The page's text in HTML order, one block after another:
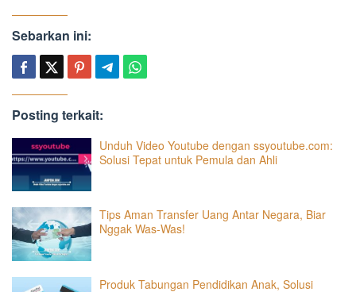
Sebarkan ini:
Posting terkait:
Unduh Video Youtube dengan ssyoutube.com:
Solusi Tepat untuk Pemula dan Ahli
Tips Aman Transfer Uang Antar Negara, Biar
Nggak Was-Was!
Produk Tabungan Pendidikan Anak, Solusi